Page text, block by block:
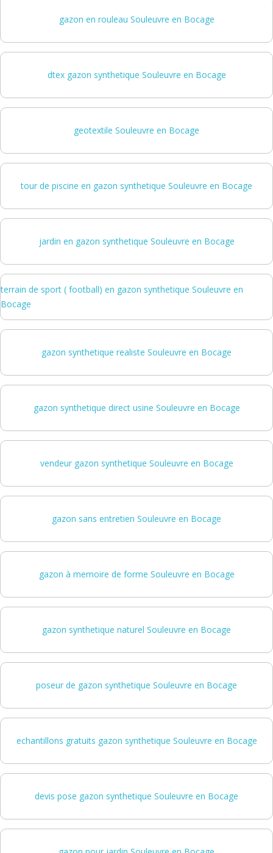
gazon en rouleau Souleuvre en Bocage
dtex gazon synthetique Souleuvre en Bocage
geotextile Souleuvre en Bocage
tour de piscine en gazon synthetique Souleuvre en Bocage
jardin en gazon synthetique Souleuvre en Bocage
terrain de sport ( football) en gazon synthetique Souleuvre en
Bocage
gazon synthetique realiste Souleuvre en Bocage
gazon synthetique direct usine Souleuvre en Bocage
vendeur gazon synthetique Souleuvre en Bocage
gazon sans entretien Souleuvre en Bocage
gazon à memoire de forme Souleuvre en Bocage
gazon synthetique naturel Souleuvre en Bocage
poseur de gazon synthetique Souleuvre en Bocage
echantillons gratuits gazon synthetique Souleuvre en Bocage
devis pose gazon synthetique Souleuvre en Bocage